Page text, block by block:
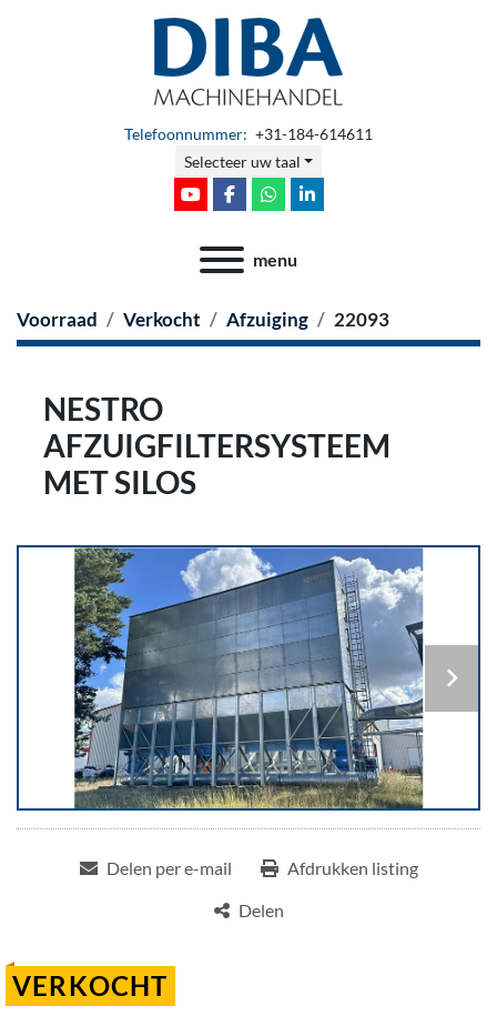
Telefoonnummer: +31-184-614611
Selecteer uw taal
youtubefacebookwhatsapplinkedin
menu
Voorraad Verkocht Afzuiging 22093
NESTRO
AFZUIGFILTERSYSTEEM
MET SILOS
Delen per e-mail
Afdrukken listing
Delen
VERKOCHT